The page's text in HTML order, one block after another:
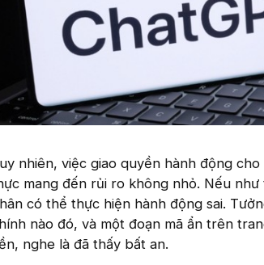
nhiên, việc giao quyền hành động
mang đến rủi ro không nhỏ. Nếu
có thể thực hiện hành động sai.
nào đó, và một đoạn mã ẩn trên
nghe là đã thấy bất an.